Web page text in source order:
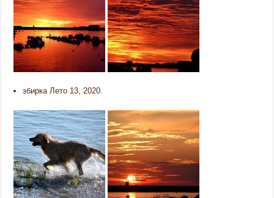
збирка Лето 13, 2020.